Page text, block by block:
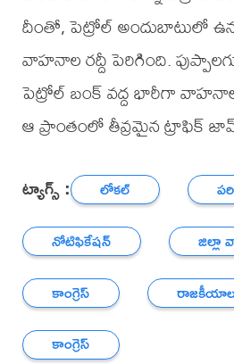
దీంతో, పెట్రోల్ అందుబాటులో
వాహనాల రద్దీ పెరిగింది.
పెట్రోల్ బంక్ వద్ద భారీగా
ఆ ప్రాంతంలో తీవ్రమైన ట్రాఫిక్
ట్యాగ్స్ : లోకల్
నోటిఫికేషన్
జిల్లా
కాంగ్రెస్
కాంగ్రెస్